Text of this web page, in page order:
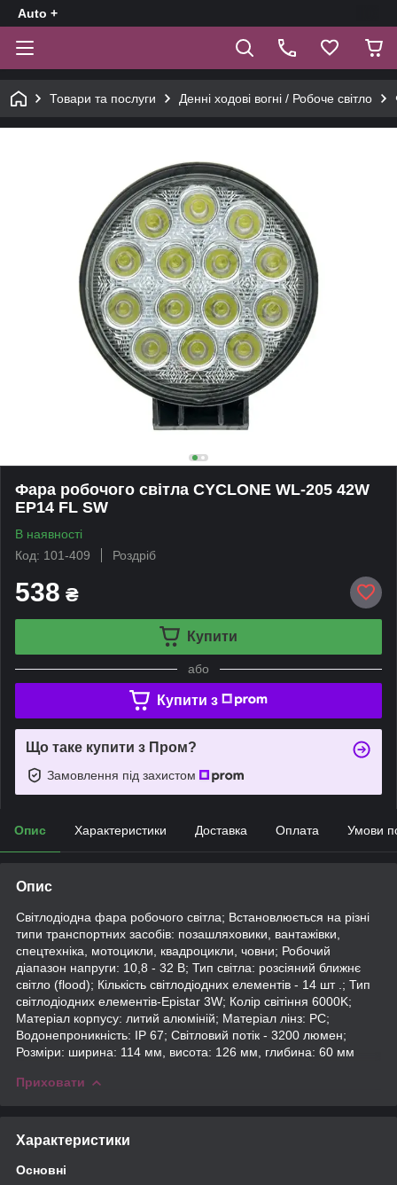
Auto +
Товари та послуги Денні ходові вогні / Робоче світло
Фара робочого світла CYCLONE WL-205 42W
EP14 FL SW
В наявності
Код: 101-409
Роздріб
538 ₴
Купити
або
Купити з
Що таке купити з Пром?
Замовлення під захистом
Опис Характеристики Доставка Оплата Умови
Опис
Світлодіодна фара робочого світла; Встановлюється на різні
типи транспортних засобів: позашляховики, вантажівки,
спецтехніка, мотоцикли, квадроцикли, човни; Робочий
діапазон напруги: 10,8 - 32 В; Тип світла: розсіяний ближнє
світло (flood); Кількість світлодіодних елементів - 14 шт .; Тип
світлодіодних елементів-Epistar 3W; Колір світіння 6000K;
Матеріал корпусу: литий алюміній; Матеріал лінз: PC;
Водонепроникність: IP 67; Світловий потік - 3200 люмен;
Розміри: ширина: 114 мм, висота: 126 мм, глибина: 60 мм
Приховати
Характеристики
Основні